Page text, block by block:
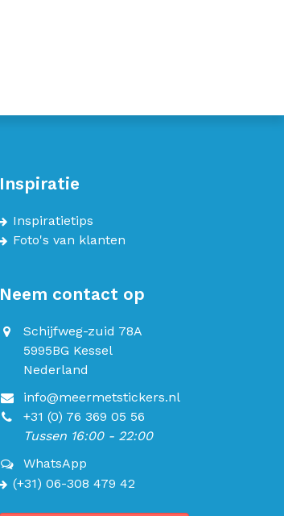
Inspiratie
Inspiratietips
Foto's van klanten
Neem contact op
Schijfweg-zuid 78A
5995BG Kessel
Nederland
info@meermetstickers.nl
+31 (0) 76 369 05 56
Tussen 16:00 - 22:00
WhatsApp
(+31) 06-308 479 42